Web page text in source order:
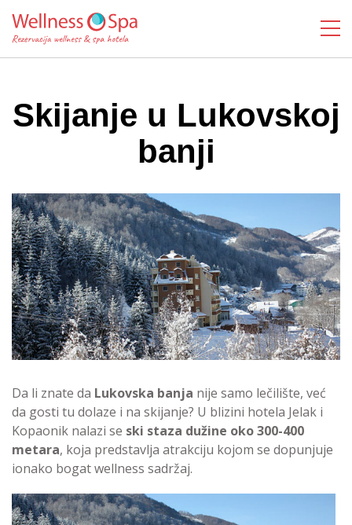
Skijanje u Lukovskoj
banji
Da li znate da Lukovska banja nije samo lečilište, već
da gosti tu dolaze i na skijanje? U blizini hotela Jelak i
Kopaonik nalazi se ski staza dužine oko 300-400
metara, koja predstavlja atrakciju kojom se dopunjuje
ionako bogat wellness sadržaj.